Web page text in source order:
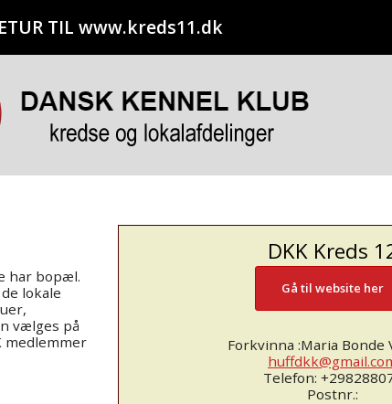
TIL www.kreds11.dk
har bopæl.
lokale
vælges på
medlemmer
DKK Kreds
Gå til website her
Forkvinna :Maria Bonde
Telefon:
Postnr.: